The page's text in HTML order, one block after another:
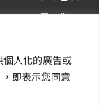
人化的廣告或
即表示您同意
r
号6楼
新讯 | 提
供您最新